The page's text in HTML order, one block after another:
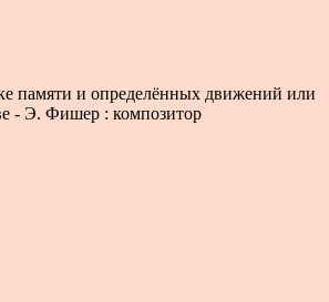
памяти и определённых движений или
- Э. Фишер : композитор